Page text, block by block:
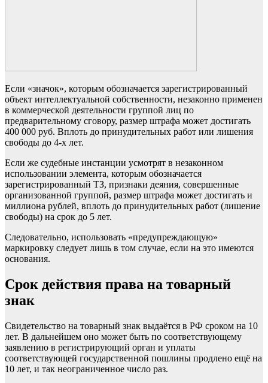
Если «значок», которым обозначается зарегистрированный
объект интеллектуальной собственности, незаконно применен
в коммерческой деятельности группой лиц по
предварительному сговору, размер штрафа может достигать
400 000 руб. Вплоть до принудительных работ или лишения
свободы до 4-х лет.
Если же судебные инстанции усмотрят в незаконном
использовании элемента, которым обозначается
зарегистрированный ТЗ, признаки деяния, совершенные
организованной группой, размер штрафа может достигать и
миллиона рублей, вплоть до принудительных работ (лишение
свободы) на срок до 5 лет.
Следовательно, использовать «предупреждающую»
маркировку следует лишь в том случае, если на это имеются
основания.
Срок действия права на товарный
знак
Свидетельство на товарный знак выдаётся в РФ сроком на 10
лет. В дальнейшем оно может быть по соответствующему
заявлению в регистрирующий орган и уплаты
соответствующей государственной пошлины продлено ещё на
10 лет, и так неограниченное число раз.